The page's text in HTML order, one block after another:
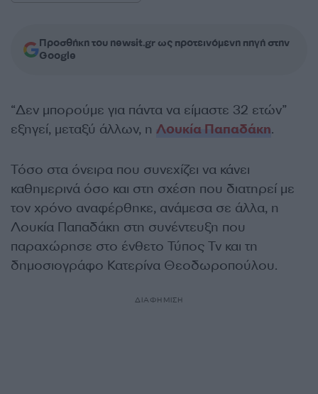
Προσθήκη του newsit.gr ως προτεινόμενη πηγή στην
Google
“Δεν μπορούμε για πάντα να είμαστε 32 ετών”
εξηγεί, μεταξύ άλλων, η Λουκία Παπαδάκη.
Τόσο στα όνειρα που συνεχίζει να κάνει
καθημερινά όσο και στη σχέση που διατηρεί με
τον χρόνο αναφέρθηκε, ανάμεσα σε άλλα, η
Λουκία Παπαδάκη στη συνέντευξη που
παραχώρησε στο ένθετο Τύπος Tv και τη
δημοσιογράφο Κατερίνα Θεοδωροπούλου.
ΔΙΑΦΗΜΙΣΗ